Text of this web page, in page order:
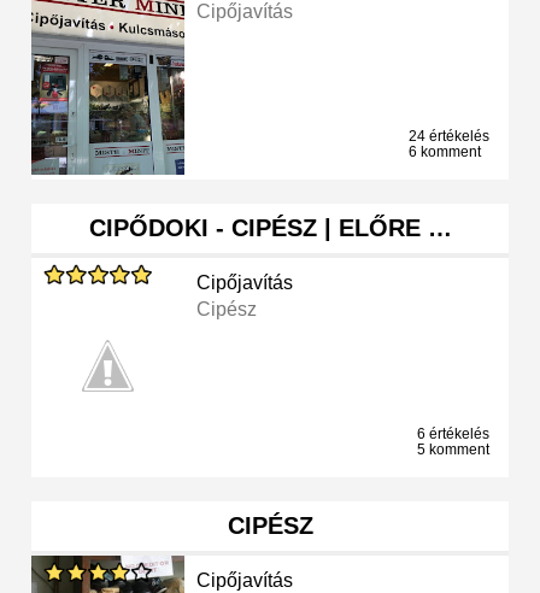
Cipőjavítás
24 értékelés
6 komment
CIPŐDOKI - CIPÉSZ | ELŐRE …
Cipőjavítás
Cipész
6 értékelés
5 komment
CIPÉSZ
Cipőjavítás